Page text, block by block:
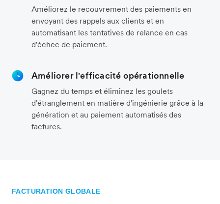
Améliorez le recouvrement des paiements en
envoyant des rappels aux clients et en
automatisant les tentatives de relance en cas
d'échec de paiement.
Améliorer l'efficacité opérationnelle
Gagnez du temps et éliminez les goulets
d'étranglement en matière d'ingénierie grâce à la
génération et au paiement automatisés des
factures.
FACTURATION GLOBALE